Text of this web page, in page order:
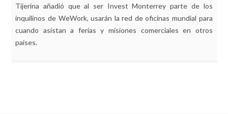
Tijerina añadió que al ser Invest Monterrey parte de los
inquilinos de WeWork, usarán la red de oficinas mundial para
cuando asistan a ferias y misiones comerciales en otros
países.